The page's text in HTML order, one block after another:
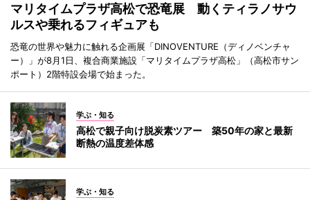
マリタイムプラザ高松で恐竜展 動くティラノサウ
ルスや乗れるフィギュアも
恐竜の世界や魅力に触れる企画展「DINOVENTURE（ディノベンチャ
ー）」が8月1日、複合商業施設「マリタイムプラザ高松」（高松市サン
ポート）2階特設会場で始まった。
学ぶ・知る
高松で親子向け脱炭素ツアー 築50年の家と最新
断熱の温度差体感
学ぶ・知る